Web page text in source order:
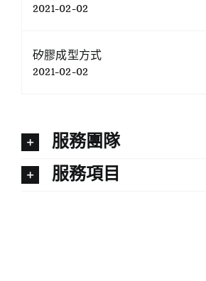
2021-02-02
矽膠成型方式
2021-02-02
服務團隊
服務項目